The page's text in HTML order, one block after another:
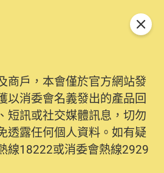
商戶，本會僅於官方網站發
以消委會名義發出的產品回
短訊或社交媒體訊息，切勿
透露任何個人資料。如有疑
線18222或消委會熱線2929
網絡安全，本會的投訴處理
推出新功能。由2025年11月
提供基本聯絡資料（包括姓
冊帳戶，才可提交投訴、查
紀錄將清晰整合於帳戶中，
關閉